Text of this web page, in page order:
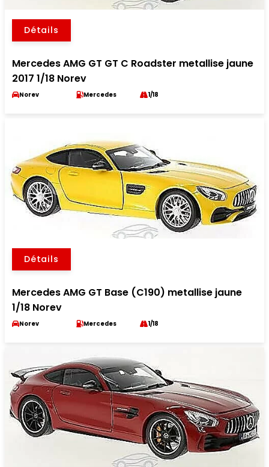
Détails
Mercedes AMG GT GT C Roadster metallise jaune
2017 1/18 Norev
Norev Mercedes 1/18
Détails
Mercedes AMG GT Base (C190) metallise jaune
1/18 Norev
Norev Mercedes 1/18